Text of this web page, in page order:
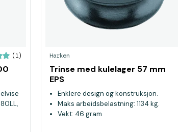
(1) Harken
Trinse med kulelager 57 mm
EPS
Enklere design og konstruksjon.
Maks arbeidsbelastning: 1134 kg.
Vekt: 46 gram